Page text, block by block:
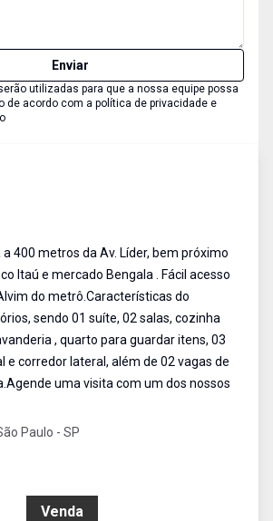
Enviar
utilizadas para que a nossa equipe possa
de acordo com a política de privacidade e
400 metros da Av. Líder, bem próximo
Itaú e mercado Bengala . Fácil acesso
do metrô.Características do
sendo 01 suíte, 02 salas, cozinha
, quarto para guardar itens, 03
e corredor lateral, além de 02 vagas de
uma visita com um dos nossos
Paulo - SP
Venda